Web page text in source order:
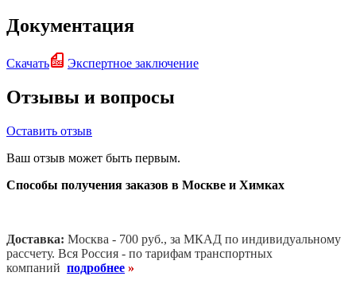
Документация
Скачать Экспертное заключение
Отзывы и вопросы
Оставить отзыв
Ваш отзыв может быть первым.
Способы получения заказов в Москве и Химках
Доставка: Москва - 700 руб., за МКАД по индивидуальному
рассчету. Вся Россия - по тарифам транспортных
компаний подробнее »